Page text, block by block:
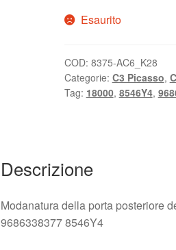
Esaurito
COD: 8375-AC6_K28
Categorie: C3 Picasso,
Tag: 18000, 8546Y4,
Descrizione
Modanatura della porta posteriore
9686338377 8546Y4